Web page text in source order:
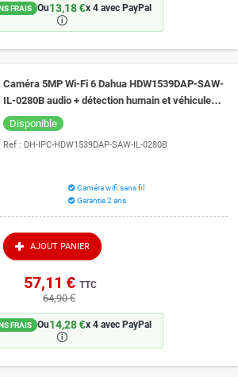
FRAIS Ou13,18 €x 4 avec PayPal
🛈
Caméra 5MP Wi-Fi 6 Dahua HDW1539DAP-SAW-
IL-0280B audio + détection humain et véhicule
vision de nuit couleur 30 mètres
Disponible
Ref : DH-IPC-HDW1539DAP-SAW-IL-0280B
Caméra wifi sans fil
Garantie 2 ans
AJOUT PANIER
57,11 € TTC
64,90 €
FRAIS Ou14,28 €x 4 avec PayPal
🛈